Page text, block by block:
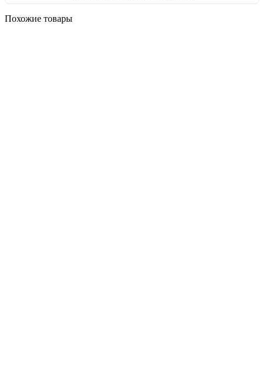
Похожие товары